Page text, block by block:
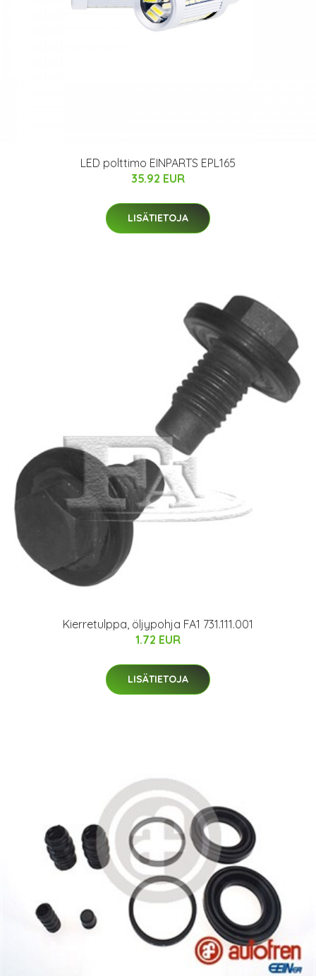
LED polttimo EINPARTS EPL165
35.92 EUR
LISÄTIETOJA
Kierretulppa, öljypohja FA1 731.111.001
1.72 EUR
LISÄTIETOJA